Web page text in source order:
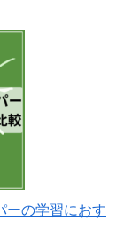
ーの学習におす